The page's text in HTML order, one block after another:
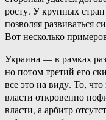
росту. У крупных
позволяя развиваться
Вот несколько
Украина — в рамках
но потом третий его
все это на виду. То,
власти откровенно
власти, а арбитр